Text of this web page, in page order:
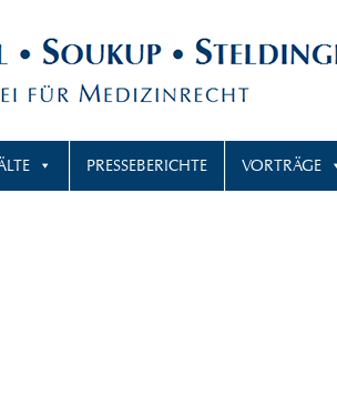
PRESSEBERICHTE VORTRÄGE